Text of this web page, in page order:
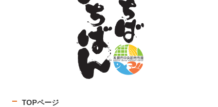
TOPページ